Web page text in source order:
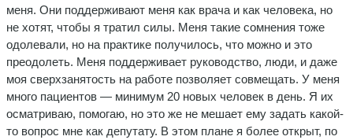
меня. Они поддерживают меня как врача и как человека, но
не хотят, чтобы я тратил силы. Меня такие сомнения тоже
одолевали, но на практике получилось, что можно и это
преодолеть. Меня поддерживает руководство, люди, и даже
моя сверхзанятость на работе позволяет совмещать. У меня
много пациентов — минимум 20 новых человек в день. Я их
осматриваю, помогаю, но это же не мешает ему задать какой-
то вопрос мне как депутату. В этом плане я более открыт, по